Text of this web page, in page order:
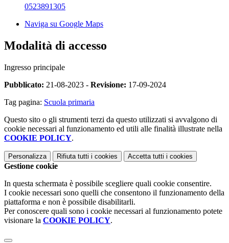
0523891305
Naviga su Google Maps
Modalità di accesso
Ingresso principale
Pubblicato: 21-08-2023 - Revisione: 17-09-2024
Tag pagina: Scuola primaria
Questo sito o gli strumenti terzi da questo utilizzati si avvalgono di
cookie necessari al funzionamento ed utili alle finalità illustrate nella
COOKIE POLICY.
Personalizza Rifiuta tutti i cookies Accetta tutti i cookies
Gestione cookie
In questa schermata è possibile scegliere quali cookie consentire.
I cookie necessari sono quelli che consentono il funzionamento della
piattaforma e non è possibile disabilitarli.
Per conoscere quali sono i cookie necessari al funzionamento potete
visionare la COOKIE POLICY.